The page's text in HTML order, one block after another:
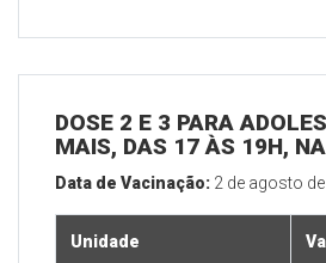
DOSE 2 E 3 PARA
MAIS, DAS 17 ÀS 19H,
Data de Vacinação: 2 de agosto
Unidade